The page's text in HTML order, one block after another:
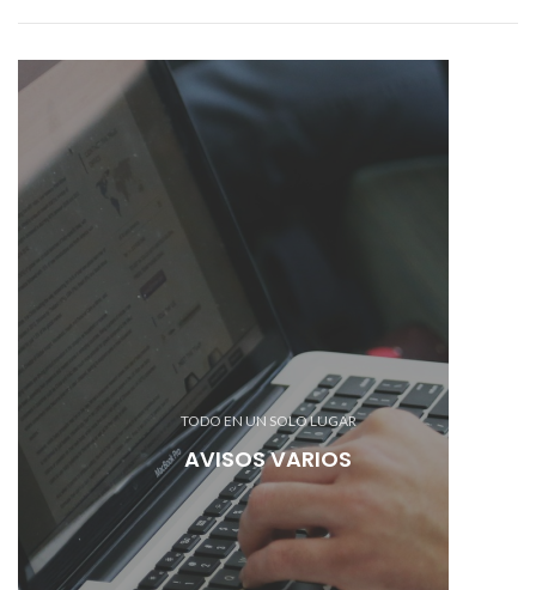
TODO EN UN SOLO LUGAR
AVISOS VARIOS